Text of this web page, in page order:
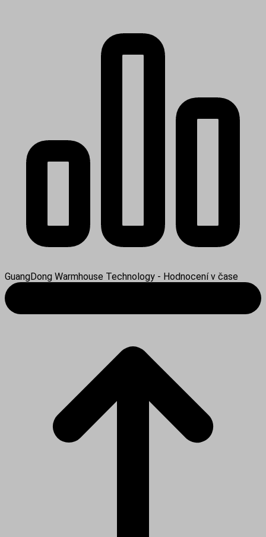
GuangDong Warmhouse Technology - Hodnocení v čase